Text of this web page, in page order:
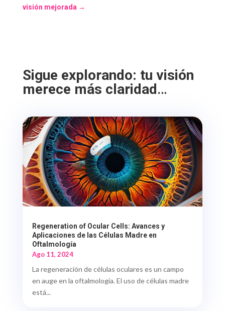
visión mejorada →
Sigue explorando: tu visión
merece más claridad…
Regeneration of Ocular Cells: Avances y
Aplicaciones de las Células Madre en
Oftalmología
Ago 11, 2024
La regeneración de células oculares es un campo
en auge en la oftalmología. El uso de células madre
está...